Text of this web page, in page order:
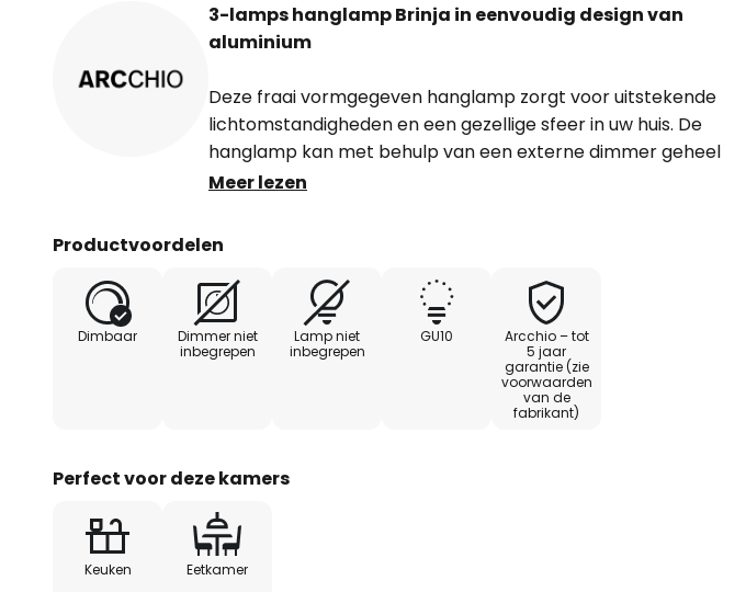
3-lamps hanglamp Brinja in eenvoudig design van
aluminium
Deze fraai vormgegeven hanglamp zorgt voor uitstekende
lichtomstandigheden en een gezellige sfeer in uw huis. De
hanglamp kan met behulp van een externe dimmer geheel
naar wens worden gedimd en is de optimale keuze voor uw
design, is geoptimaliseerd voor lampen met een GU10-fitting en
heeft ook een decoratieve functie.
Meer lezen
Productvoordelen
Dimbaar
Dimmer niet
inbegrepen
Lamp niet
inbegrepen
GU10
Arcchio – tot
5 jaar
garantie (zie
voorwaarden
van de
fabrikant)
Perfect voor deze kamers
Keuken Eetkamer